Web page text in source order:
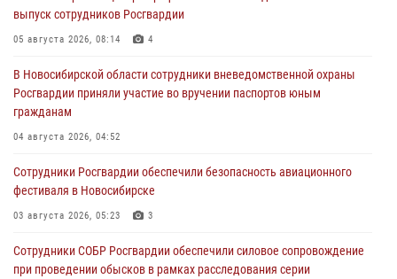
выпуск сотрудников Росгвардии
05 августа 2026, 08:14 4
В Новосибирской области сотрудники вневедомственной охраны
Росгвардии приняли участие во вручении паспортов юным
гражданам
04 августа 2026, 04:52
Сотрудники Росгвардии обеспечили безопасность авиационного
фестиваля в Новосибирске
03 августа 2026, 05:23 3
Сотрудники СОБР Росгвардии обеспечили силовое сопровождение
при проведении обысков в рамках расследования серии